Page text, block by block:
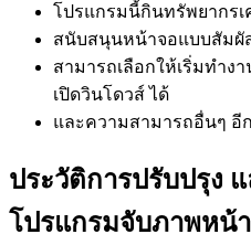
โปรแกรมนี้กินทรัพยากรเ
สนับสนุนหน้าจอแบบสัมผัส
สามารถเลือกให้เริ่มทำง
เปิดวินโดวส์ ได้
และความสามารถอื่นๆ อี
ประวัติการปรับปรุง
โปรแกรมจับภาพหน้า